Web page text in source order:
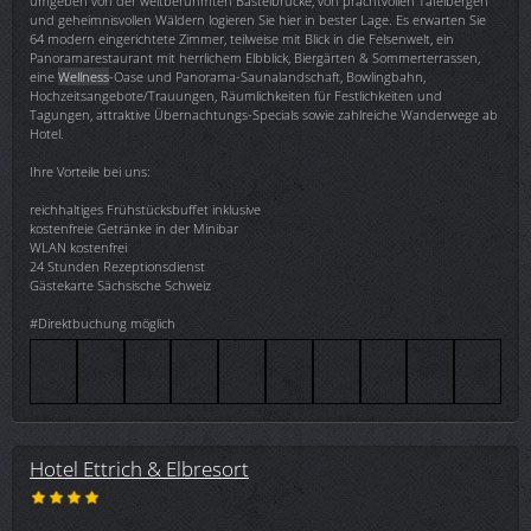
und geheimnisvollen Wäldern logieren Sie hier in bester Lage. Es erwarten Sie
64 modern eingerichtete Zimmer, teilweise mit Blick in die Felsenwelt, ein
Panoramarestaurant mit herrlichem Elbblick, Biergärten & Sommerterrassen,
eine Wellness-Oase und Panorama-Saunalandschaft, Bowlingbahn,
Hochzeitsangebote/Trauungen, Räumlichkeiten für Festlichkeiten und
Tagungen, attraktive Übernachtungs-Specials sowie zahlreiche Wanderwege ab
Hotel.
Ihre Vorteile bei uns:
reichhaltiges Frühstücksbuffet inklusive
kostenfreie Getränke in der Minibar
WLAN kostenfrei
24 Stunden Rezeptionsdienst
Gästekarte Sächsische Schweiz
#Direktbuchung möglich
Hotel Ettrich & Elbresort